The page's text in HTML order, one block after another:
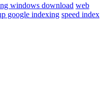
windows download web
google indexing speed index